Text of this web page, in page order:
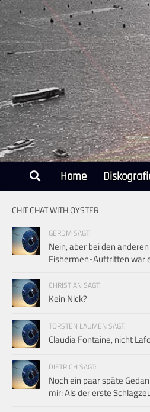
Unter dem Inhalt
Home
CHIT CHAT WITH OYSTER
GERDM SAGT:
Nein, aber bei den anderen
Fishermen-Auftritten war
CHRISTIAN SAGT:
Kein Nick?
TORSTEN LAUMEN SAGT:
Claudia Fontaine, nicht
DIETRICH SAGT:
Noch ein paar späte
mir: Als der erste